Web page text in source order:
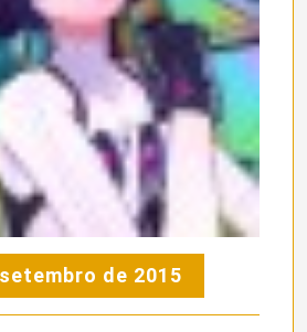
de 2015